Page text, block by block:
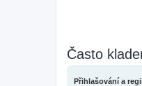
Často
Přihlašování a